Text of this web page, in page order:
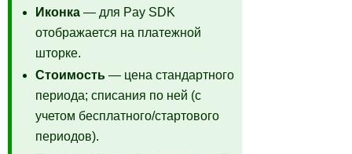
Иконка — для Pay SDK
отображается на платежной
шторке.
Стоимость — цена стандартного
периода; списания по ней (с
учетом бесплатного/стартового
периодов).